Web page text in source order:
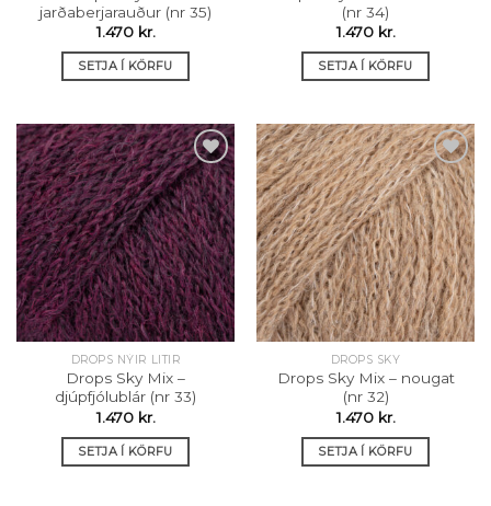
jarðaberjarauður (nr 35)
1.470 kr.
SETJA Í KÖRFU
(nr 34)
1.470 kr.
SETJA Í KÖRFU
Setja á
óskalista
DROPS NÝIR LITIR
Drops Sky Mix –
djúpfjólublár (nr 33)
1.470 kr.
SETJA Í KÖRFU
Setja á
óskalista
DROPS SKY
Drops Sky Mix – nougat
(nr 32)
1.470 kr.
SETJA Í KÖRFU